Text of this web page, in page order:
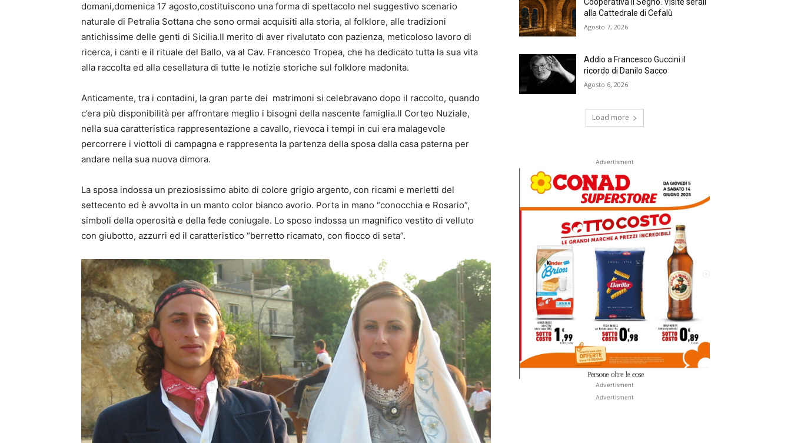
domani,domenica 17 agosto,costituiscono una forma di spettacolo nel suggestivo scenario
naturale di Petralia Sottana che sono ormai acquisiti alla storia, al folklore, alle tradizioni
antichissime delle genti di Sicilia.Il merito di aver rivalutato con pazienza, meticoloso lavoro di
ricerca, i canti e il rituale del Ballo, va al Cav. Francesco Tropea, che ha dedicato tutta la sua vita
alla raccolta ed alla cesellatura di tutte le notizie storiche sul folklore madonita.
Anticamente, tra i contadini, la gran parte dei matrimoni si celebravano dopo il raccolto, quando
c’era più disponibilità per affrontare meglio i bisogni della nascente famiglia.Il Corteo Nuziale,
nella sua caratteristica rappresentazione a cavallo, rievoca i tempi in cui era malagevole
percorrere i viottoli di campagna e rappresenta la partenza della sposa dalla casa paterna per
andare nella sua nuova dimora.
La sposa indossa un preziosissimo abito di colore grigio argento, con ricami e merletti del
settecento ed è avvolta in un manto color bianco avorio. Porta in mano “conocchia e Rosario”,
simboli della operosità e della fede coniugale. Lo sposo indossa un magnifico vestito di velluto
con giubotto, azzurri ed il caratteristico “berretto ricamato, con fiocco di seta”.
alla Cattedrale di Cefalù
Agosto 7, 2026
Addio a Francesco Guccini:il
ricordo di Danilo Sacco
Agosto 6, 2026
Load more
Advertisment
Advertisment
Advertisment